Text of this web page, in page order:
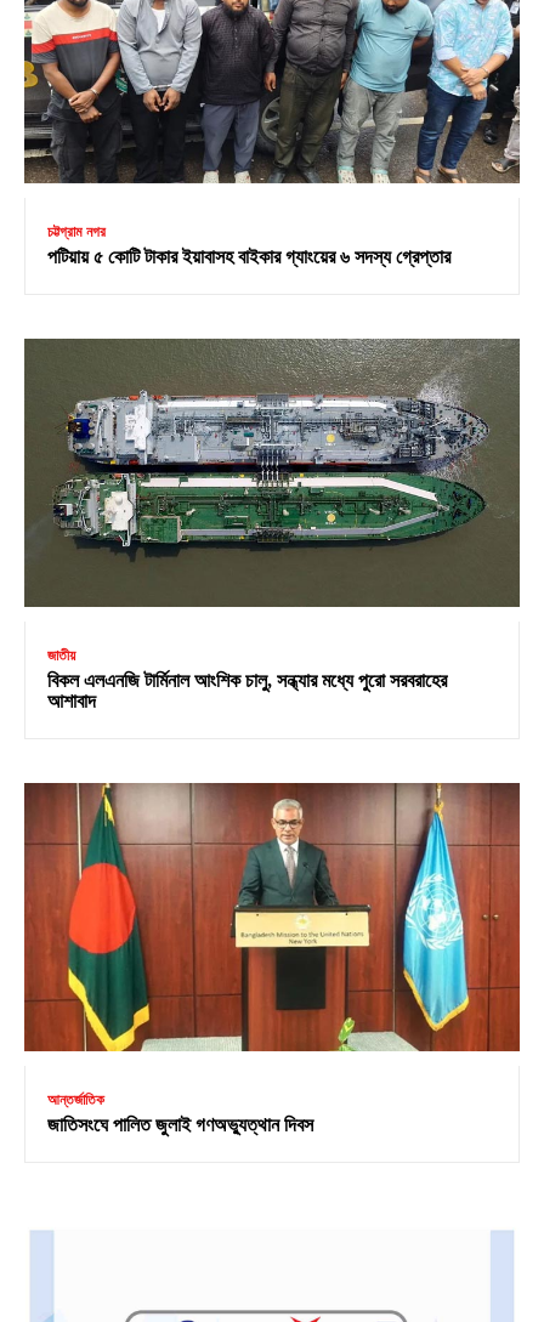
চট্টগ্রাম নগর
পটিয়ায় ৫ কোটি টাকার ইয়াবাসহ বাইকার গ্যাংয়ের ৬ সদস্য গ্রেপ্তার
জাতীয়
বিকল এলএনজি টার্মিনাল আংশিক চালু, সন্ধ্যার মধ্যে পুরো সরবরাহের
আশাবাদ
আন্তর্জাতিক
জাতিসংঘে পালিত জুলাই গণঅভ্যুত্থান দিবস